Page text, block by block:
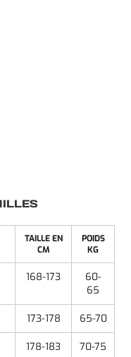
TAILLE EN
CM
POIDS
KG
168-173
60-
65
173-178 65-70
178-183 70-75